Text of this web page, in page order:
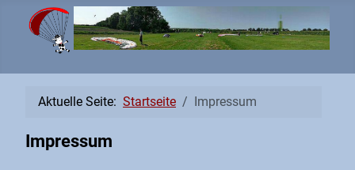
Aktuelle Seite: Startseite Impressum
Impressum